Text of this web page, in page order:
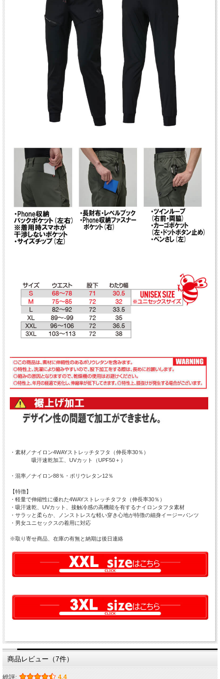
・素材／ナイロン4WAYストレッチタフタ（伸長率30％）
吸汗速乾加工、UVカット（UPF50＋）
・混率／ナイロン88％・ポリウレタン12％
【特徴】
・軽量で伸縮性に優れた4WAYストレッチタフタ（伸長率30％）
・吸汗速乾、UVカット、接触冷感の高機能を有するナイロンタフタ素材
・サラッと柔らか、ノンストレスな軽い穿き心地が特徴の細身イージーパンツ
・男女ユニセックスの着用に対応
※取り寄せ商品、在庫の有無と納期は後日連絡
商品レビュー（7件）
総評: 4.4